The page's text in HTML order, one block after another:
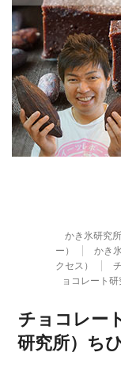
かき氷研究
ー）
かき
クセス）
ョコレート
チョコレー
研究所）ち